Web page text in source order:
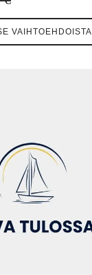
VAIHTOEHDOISTA